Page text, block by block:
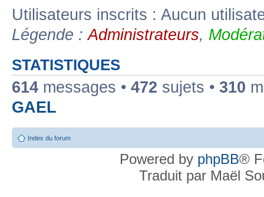
Utilisateurs inscrits : Aucun
Légende :Administrateurs,
STATISTIQUES
614 messages • 472 sujets • 310
GAEL
Index du forum
Powered by phpBB®
Traduit par Maël